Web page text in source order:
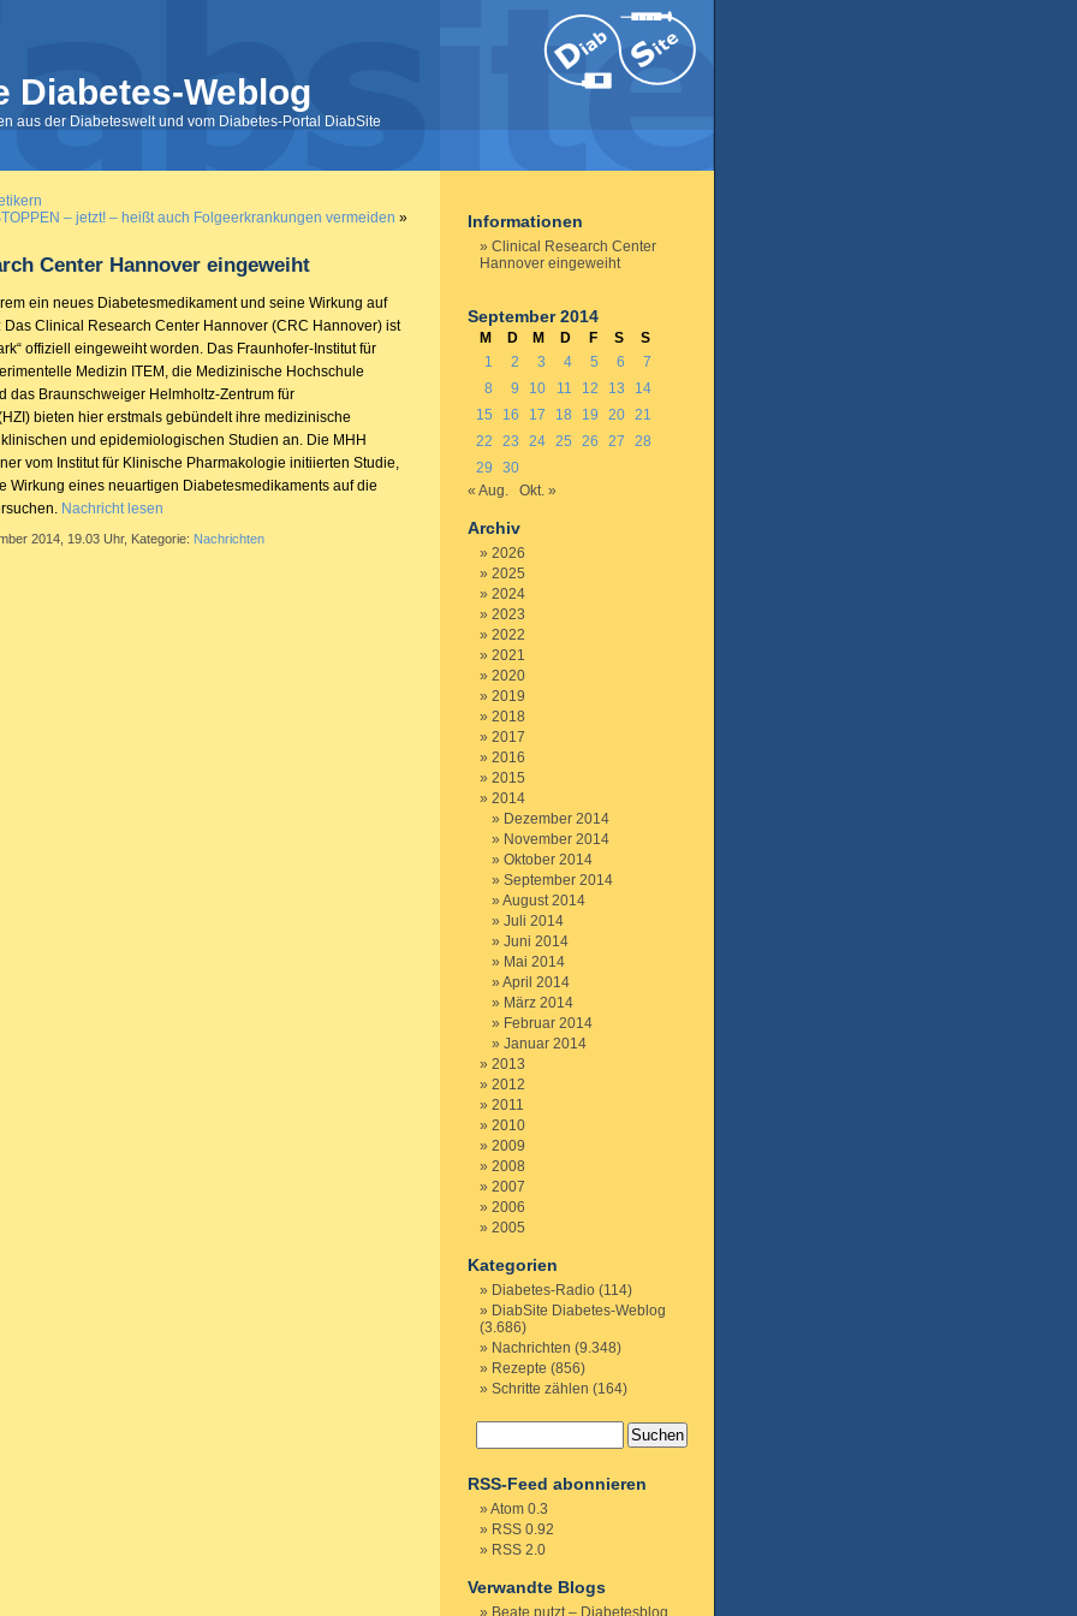
Diabetes-Weblog
aus der Diabeteswelt und vom Diabetes-Portal DiabSite
– jetzt! – heißt auch Folgeerkrankungen vermeiden »
Center Hannover eingeweiht
ein neues Diabetesmedikament und seine Wirkung auf
Das Clinical Research Center Hannover (CRC Hannover) ist
offiziell eingeweiht worden. Das Fraunhofer-Institut für
Medizin ITEM, die Medizinische Hochschule
das Braunschweiger Helmholtz-Zentrum für
bieten hier erstmals gebündelt ihre medizinische
und epidemiologischen Studien an. Die MHH
vom Institut für Klinische Pharmakologie initiierten Studie,
Wirkung eines neuartigen Diabetesmedikaments auf die
Nachricht lesen
2014, 19.03 Uhr, Kategorie: Nachrichten
Informationen
Clinical Research Center
Hannover eingeweiht
September 2014
M D M D F S
S
1
2 3 4 5 6
7
8
9 10 11 12 13
14
15
16 17 18 19 20 21
22
23 24 25 26 27
28
29
30
« Aug.
Okt. »
Archiv
2026
2025
2024
2023
2022
2021
2020
2019
2018
2017
2016
2015
2014
Dezember 2014
November 2014
Oktober 2014
September 2014
August 2014
Juli 2014
Juni 2014
Mai 2014
April 2014
März 2014
Februar 2014
Januar 2014
2013
2012
2011
2010
2009
2008
2007
2006
2005
Kategorien
Diabetes-Radio (114)
DiabSite Diabetes-Weblog
(3.686)
Nachrichten (9.348)
Rezepte (856)
Schritte zählen (164)
RSS-Feed abonnieren
Atom 0.3
RSS 0.92
RSS 2.0
Verwandte Blogs
Beate putzt – Diabetesblog